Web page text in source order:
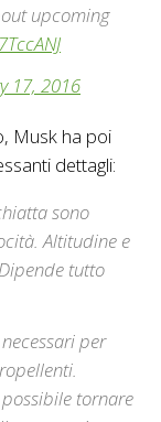
upcoming
17, 2016
Musk ha poi
dettagli:
sono
Altitudine e
tutto
per
tornare